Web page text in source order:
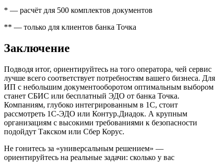
* — расчёт для 500 комплектов документов
** — только для клиентов банка Точка
Заключение
Подводя итог, ориентируйтесь на того оператора, чей сервис
лучше всего соответствует потребностям вашего бизнеса. Для
ИП с небольшим документооборотом оптимальным выбором
станет СБИС или бесплатный ЭДО от банка Точка.
Компаниям, глубоко интегрированным в 1С, стоит
рассмотреть 1С-ЭДО или Контур.Диадок. А крупным
организациям с высокими требованиями к безопасности
подойдут Такском или Сбер Корус.
Не гонитесь за «универсальным решением» —
ориентируйтесь на реальные задачи: сколько у вас